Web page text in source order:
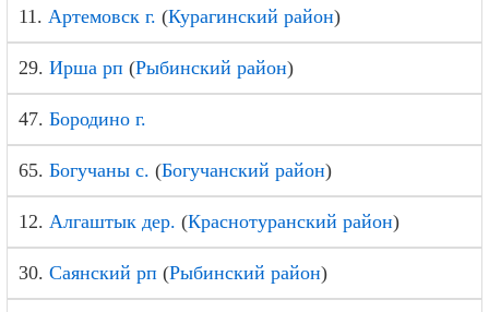
11. Артемовск г. (Курагинский район)
29. Ирша рп (Рыбинский район)
47. Бородино г.
65. Богучаны с. (Богучанский район)
12. Алгаштык дер. (Краснотуранский район)
30. Саянский рп (Рыбинский район)